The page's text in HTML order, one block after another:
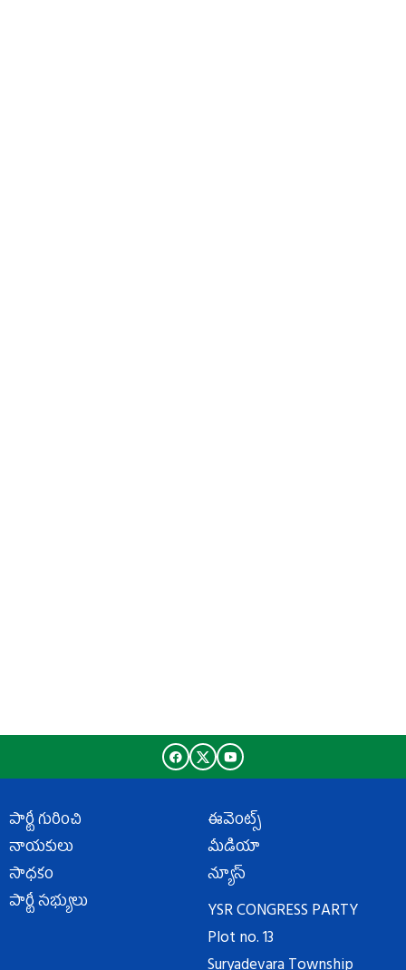
పార్టీ గురించి
నాయకులు
సాధకం
పార్టీ సభ్యులు
ఈవెంట్స్
మీడియా
న్యూస్
YSR CONGRESS PARTY
Plot no. 13